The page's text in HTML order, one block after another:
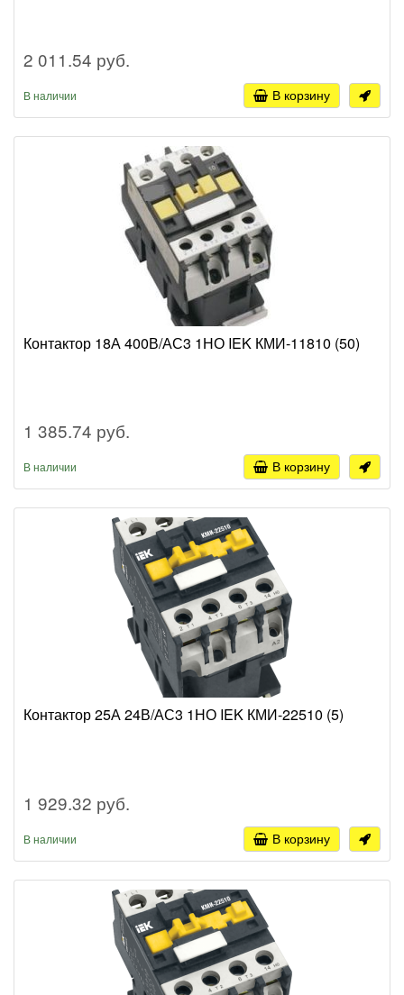
2 011.54 руб.
В наличии В корзину
Контактор 18А 400В/АС3 1НО IEK КМИ-11810 (50)
1 385.74 руб.
В наличии В корзину
Контактор 25А 24В/АС3 1НО IEK КМИ-22510 (5)
1 929.32 руб.
В наличии В корзину